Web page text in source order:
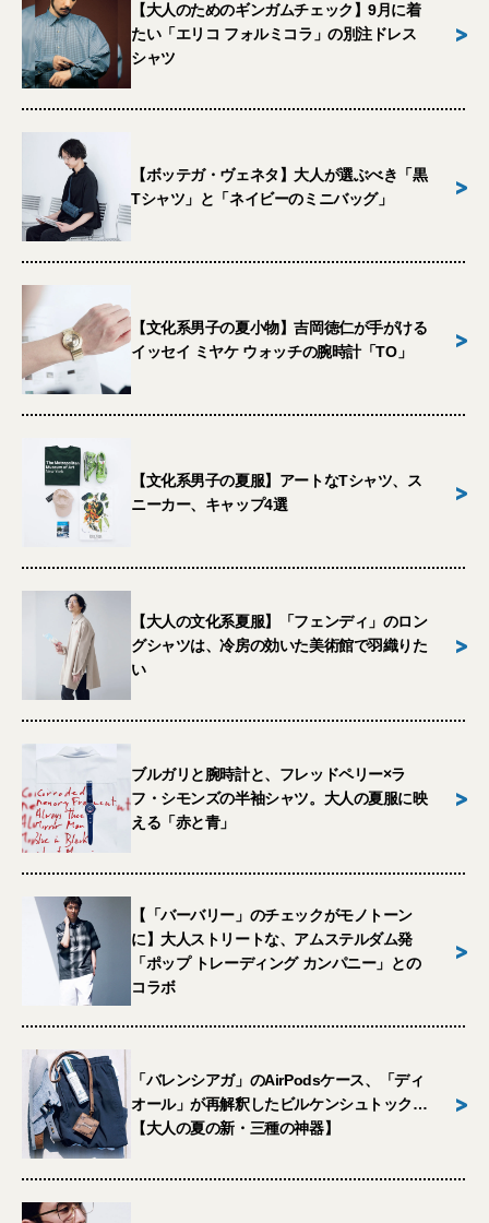
【大人のためのギンガムチェック】9月に着
たい「エリコ フォルミコラ」の別注ドレス
シャツ
>
【ボッテガ・ヴェネタ】大人が選ぶべき「黒
Tシャツ」と「ネイビーのミニバッグ」
>
【文化系男子の夏小物】吉岡徳仁が手がける
イッセイ ミヤケ ウォッチの腕時計「TO」
>
【文化系男子の夏服】アートなTシャツ、ス
ニーカー、キャップ4選
>
【大人の文化系夏服】「フェンディ」のロン
グシャツは、冷房の効いた美術館で羽織りた
い
>
ブルガリと腕時計と、フレッドペリー×ラ
フ・シモンズの半袖シャツ。大人の夏服に映
える「赤と青」
>
【「バーバリー」のチェックがモノトーン
に】大人ストリートな、アムステルダム発
「ポップ トレーディング カンパニー」との
コラボ
>
「バレンシアガ」のAirPodsケース、「ディ
オール」が再解釈したビルケンシュトック…
【大人の夏の新・三種の神器】
>